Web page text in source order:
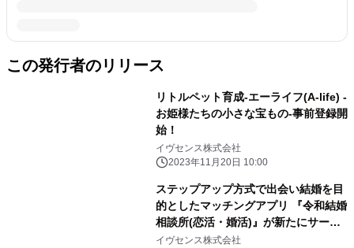
この発行者のリリース
リトルペット育成-エーライフ(A-life) -
お姫様たちの小さな宝もの-事前登録開
始！
イヴセンス株式会社
2023年11月20日 10:00
ステップアップ方式で出会い結婚を目
的としたマッチングアプリ 『令和結婚
相談所(恋活・婚活)』が新たにサービ
ス開始
イヴセンス株式会社